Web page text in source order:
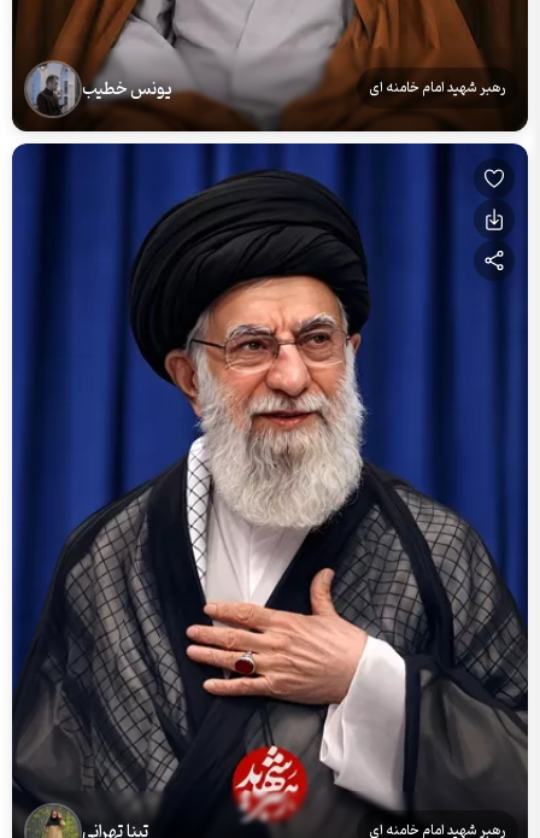
رهبر شهید امام خامنه ای یونس خطیب
رهبر شهید امام خامنه ای